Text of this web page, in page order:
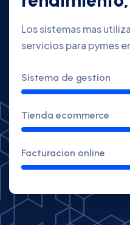
Los sistemas mas
servicios para pymes
Sistema de gestion
Tienda ecommerce
Facturacion online